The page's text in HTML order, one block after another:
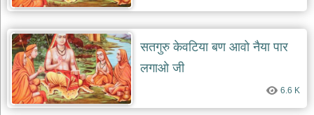
सतगुरु केवटिया बण आवो नैया पार
लगाओ जी
6.6 K